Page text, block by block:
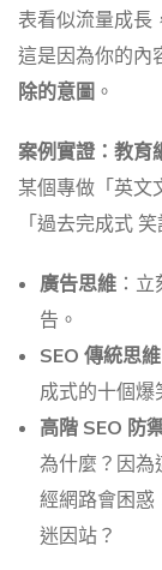
表看似流量成長
這是因為你的內
除的意圖 。
案例實證：教育
某個專做「英文
「過去完成式 笑
廣告思維 ：
告。
SEO 傳統思維
成式的十個爆
高階 SEO 防
為什麼？因為
經網路會困惑
迷因站？